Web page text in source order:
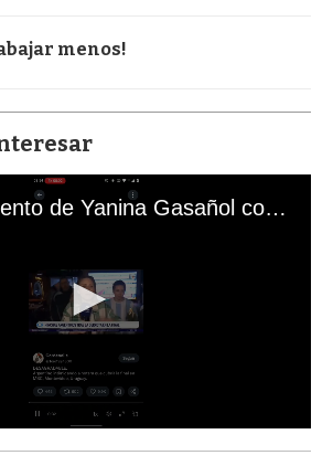
menos!
El mal momento de Yanina Gasañol con un hincha argentino en "Subrayado"